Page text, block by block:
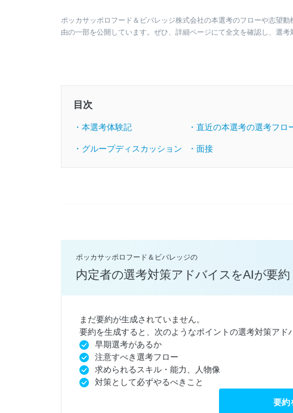
ポッカサッポロフード＆ビバレッジ株式会社の本選考のフローや志望
由の一部を公開しています。ぜひ、詳細ページにて全文を確認し、選考
目次
・本選考体験記 ・直近の本選考の選考フロ
・グループディスカッション ・面接
ポッカサッポロフード＆ビバレッジの
内定者の選考対策アドバイスをAIが要約
まだ要約が生成されていません。
要約を生成すると、次のようなポイントの選考対策アド
早期選考があるか
注意すべき選考フロー
求められるスキル・能力、人物像
対策として必ずやるべきこと
要約